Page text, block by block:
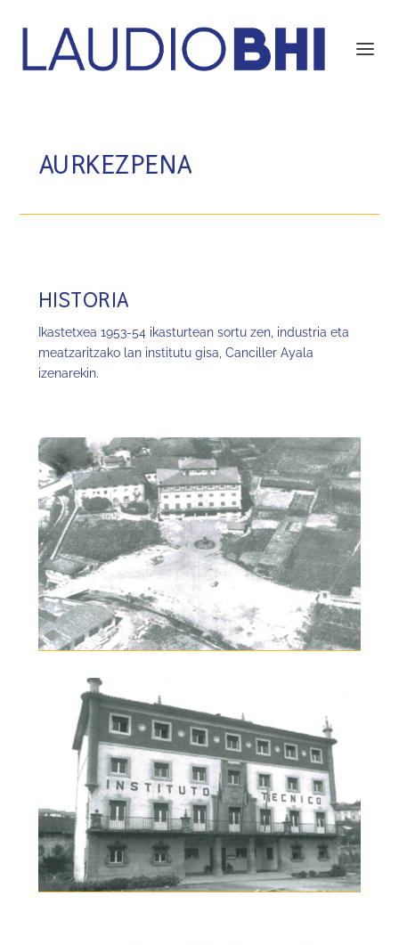
AURKEZPENA
HISTORIA
Ikastetxea 1953-54 ikasturtean sortu zen, industria eta
meatzaritzako lan institutu gisa, Canciller Ayala
izenarekin.